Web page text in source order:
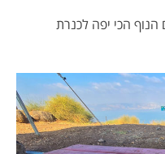
הכי יפה לכנרת